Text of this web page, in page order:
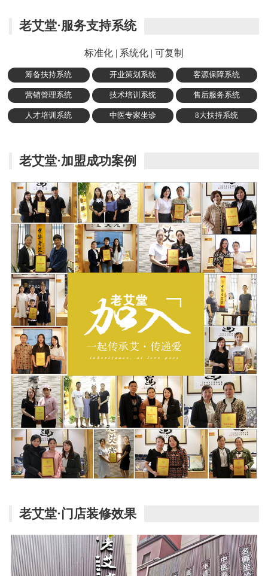
老艾堂·服务支持系统
标准化 | 系统化 | 可复制
筹备扶持系统 开业策划系统 客源保障系统
营销管理系统 技术培训系统 售后服务系统
人才培训系统 中医专家坐诊 8大扶持系统
老艾堂·加盟成功案例
老艾堂·门店装修效果